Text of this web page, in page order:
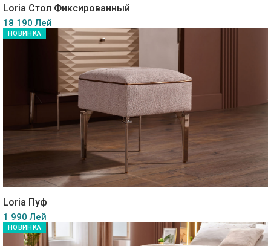
Loria Стол Фиксированный
18 190 Лей
НОВИНКА
Loria Пуф
1 990 Лей
НОВИНКА